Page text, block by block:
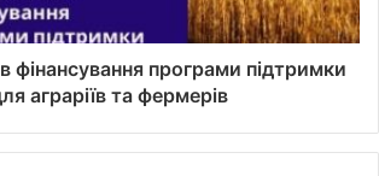
фінансування програми підтримки
аграріїв та фермерів